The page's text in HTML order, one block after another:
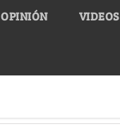
OPINIÓN VIDEOS